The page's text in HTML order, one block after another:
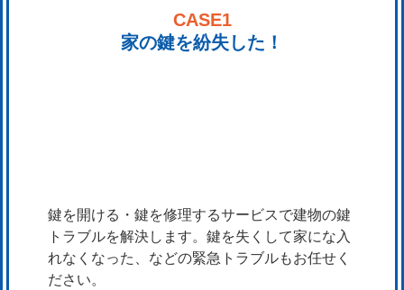
CASE1
家の鍵を紛失した！
鍵を開ける・鍵を修理するサービスで建物の鍵
トラブルを解決します。鍵を失くして家にな入
れなくなった、などの緊急トラブルもお任せく
ださい。